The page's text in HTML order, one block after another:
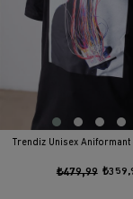
Trendiz Unisex
₺479,99